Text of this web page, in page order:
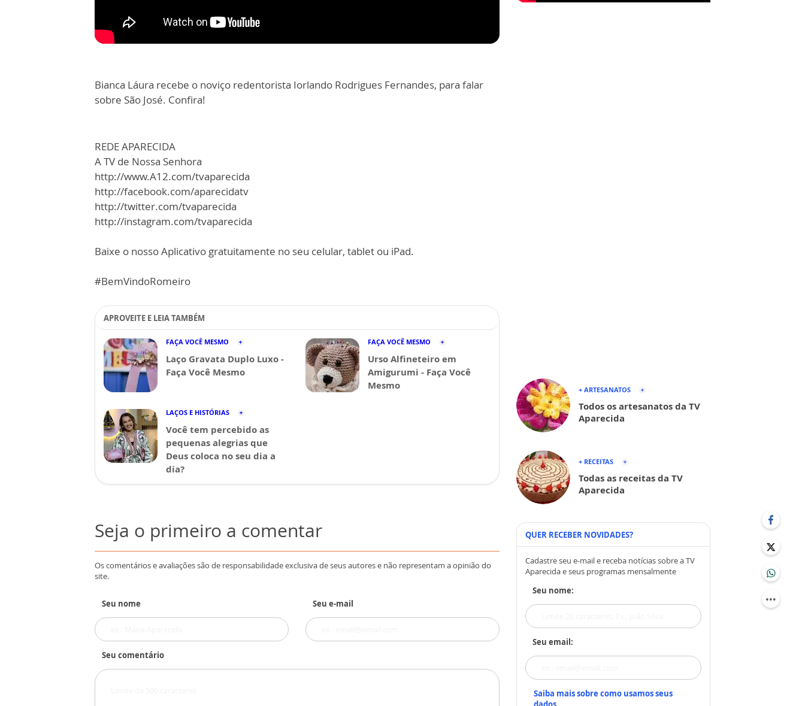
Bianca Láura recebe o noviço redentorista Iorlando Rodrigues Fernandes, para falar
sobre São José. Confira!
REDE APARECIDA
A TV de Nossa Senhora
http://www.A12.com/tvaparecida
http://facebook.com/aparecidatv
http://twitter.com/tvaparecida
http://instagram.com/tvaparecida
Baixe o nosso Aplicativo gratuitamente no seu celular, tablet ou iPad.
#BemVindoRomeiro
APROVEITE E LEIA TAMBÉM
FAÇA VOCÊ MESMO
Laço Gravata Duplo Luxo -
Faça Você Mesmo
FAÇA VOCÊ MESMO
Urso Alfineteiro em
Amigurumi - Faça Você
Mesmo
LAÇOS E HISTÓRIAS
Você tem percebido as
pequenas alegrias que
Deus coloca no seu dia a
dia?
Seja o primeiro a comentar
Os comentários e avaliações são de responsabilidade exclusiva de seus autores e não representam a opinião do
site.
Seu nome Seu e-mail
Seu comentário
+ ARTESANATOS
Todos os artesanatos da TV
Aparecida
+ RECEITAS
Todas as receitas da TV
Aparecida
QUER RECEBER NOVIDADES?
Cadastre seu e-mail e receba notícias sobre a TV
Aparecida e seus programas mensalmente
Seu nome:
Seu email:
Saiba mais sobre como usamos seus